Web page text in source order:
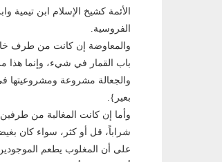
الأئمة كشيخ الإسلام ابن
الفروسية.
والمعاوضة إن كانت من طرف
باب القمار في شيء، وإنما هذا
والجعالة مشروعة
بعير}.
وأما إن كانت المغالبة من طرفين
شراباً، قل أو كثر، سواء كان
على أن المغلوب يطعم